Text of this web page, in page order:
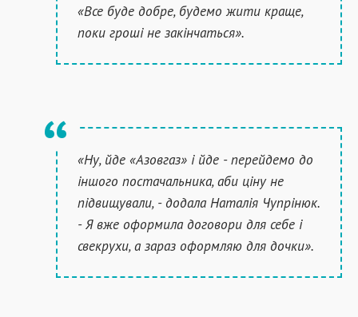
«Все буде добре, будемо жити краще,
поки гроші не закінчаться».
«Ну, йде «Азовгаз» і йде - перейдемо до
іншого постачальника, аби ціну не
підвищували, - додала Наталія Чупрінюк.
- Я вже оформила договори для себе і
свекрухи, а зараз оформляю для дочки».